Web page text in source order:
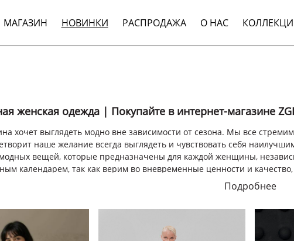
МАГАЗИН НОВИНКИ РАСПРОДАЖА О НАС
женская одежда | Покупайте в интернет-магазине
хочет выглядеть модно вне зависимости от сезона. Мы все
наше желание всегда выглядеть и чувствовать себя
вещей, которые предназначены для каждой женщины,
календарем, так как верим во вневременные ценности и
последней коллекции ZGEST сосредоточилась на уникальных
стильные и в то же время современные дизайнерские
того, хотите ли вы носить нашу новую, качественную деловую,
Подробнее